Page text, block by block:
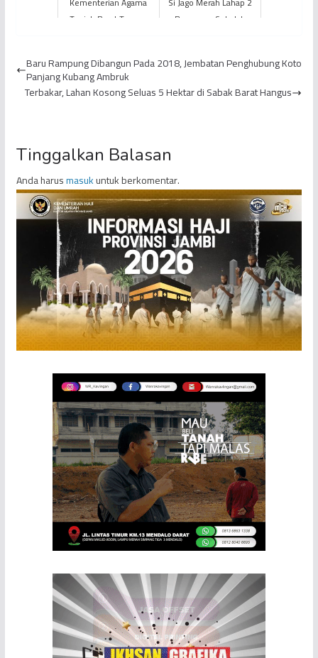
Tanjab Barat Tunggu
Bangunan Sekolah
Baru Rampung Dibangun Pada 2018, Jembatan Penghubung Koto
Panjang Kubang Ambruk
Terbakar, Lahan Kosong Seluas 5 Hektar di Sabak Barat Hangus
Tinggalkan Balasan
Anda harusmasukuntuk berkomentar.